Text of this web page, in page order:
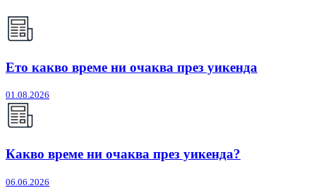
Ето какво време ни очаква през уикенда
01.08.2026
Какво време ни очаква през уикенда?
06.06.2026